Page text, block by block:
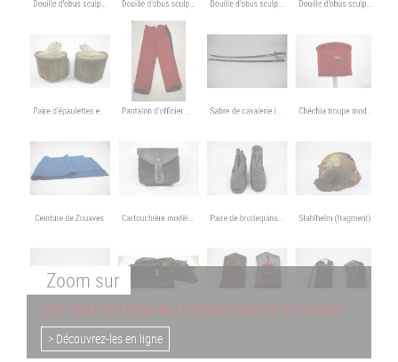
Zoom sur
LES COLLECTIONS DU DÉPARTEMENT DE L'AISNE
> Découvrez-les en ligne